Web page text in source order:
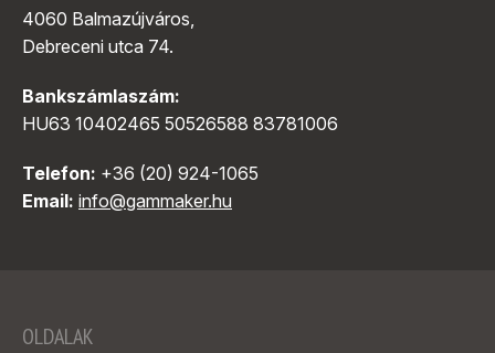
4060 Balmazújváros,
Debreceni utca 74.
Bankszámlaszám:
HU63 10402465 50526588 83781006
Telefon: +36 (20) 924-1065
Email: info@gammaker.hu
OLDALAK